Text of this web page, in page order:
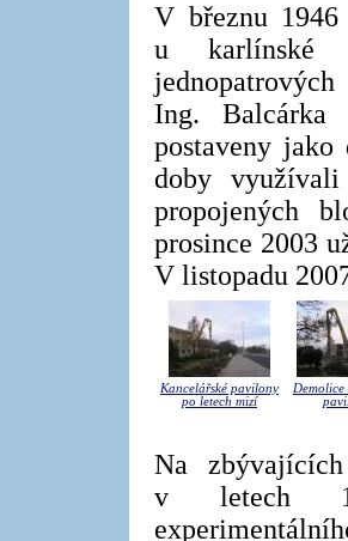
V březnu
u karlínské
Ing.
postaveny jako
doby
propojených
prosince 2003
V listopadu
Kancelářské pavilony
po letech mizí
Demolice
Na
v letech